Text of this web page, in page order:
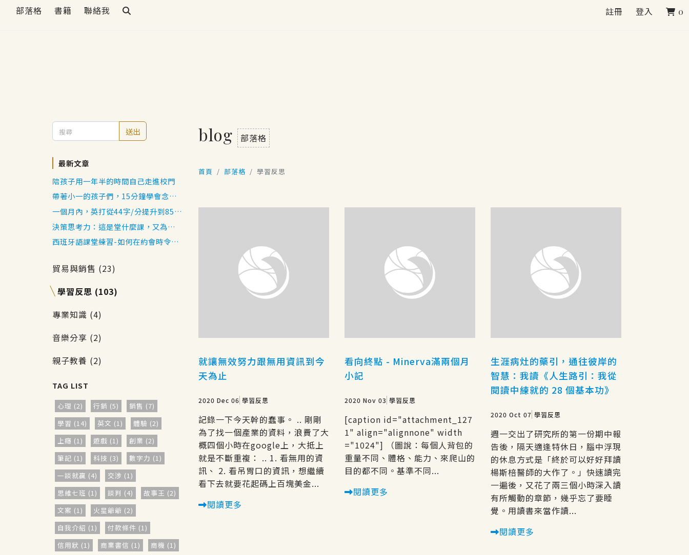
註冊 登入 0
部落格 書籍 聯絡我
送出
最新文章
陪孩子用一年半的時間自己走進校門
帶著小一的孩子們，15分鐘學會念出
日語五十音
一個月內，英打從44字/分提升到85
字/分
決策思考力：這是堂什麼課，又為我帶
來了什麼樣的收穫
西班牙語課堂練習-如何在約會時令對
貿易與銷售 (23)
學習反思 (103)
專業知識 (4)
音樂分享 (2)
親子教養 (2)
心理 (2) 行銷 (5)
銷售 (7)
學習 (14)
英文 (1)
體驗 (2)
上癮 (1)
遊戲 (1)
創業 (2)
筆記 (1)
科技 (3)
數字力 (1)
一談就贏 (4)
交涉 (1)
思維七班 (1)
談判 (4)
故事王 (2)
文案 (1)
火星爺爺 (2)
自我介紹 (1)
付款條件 (1)
信用狀 (1)
商業書信 (1)
商機 (1)
blog 部落格
首頁 部落格 學習反思
就讓無效努力跟無用資訊到今
天為止
2020 Dec 06 學習反思
記錄一下今天幹的蠢事。 .. 剛剛
為了找一個產業的資料，浪費了大
概四個小時在google上，大抵上
就是不斷重複： .. 1. 看無用的資
訊、 2. 看吊胃口的資訊，想繼續
看下去就要花起碼上百塊美金...
閱讀更多
看向終點 - Minerva滿兩個月
小記
2020 Nov 03 學習反思
[caption id="attachment_127
1" align="alignnone" width
="1024"] （圖說：每個人背包的
重量不同、體格、能力、來爬山的
目的都不同。基準不同...
閱讀更多
生涯病灶的藥引，通往彼岸的
智慧：我讀《人生路引：我從
閱讀中練就的 28 個基本功》
2020 Oct 07 學習反思
週一交出了研究所的第一份期中報
告後，隔天適逢特休日，腦中浮現
的休息方式是「終於可以好好拜讀
楊斯棓醫師的大作了。」快速讀完
一遍後，又花了兩三個小時深入讀
有所觸動的章節，幾乎忘了要睡
覺。用讀書來當作讀...
閱讀更多